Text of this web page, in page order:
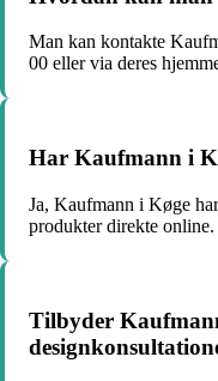
Man kan kontakte
00 eller via deres
Har Kaufmann i
Ja, Kaufmann i Køge
produkter direkte online.
Tilbyder